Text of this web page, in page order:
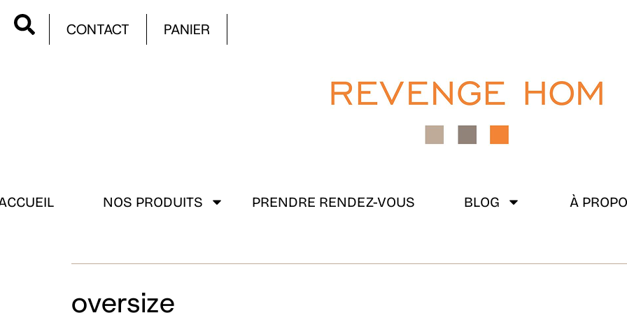
CONTACT PANIER
NOS PRODUITS PRENDRE RENDEZ-VOUS BLOG À
oversize